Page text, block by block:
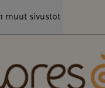
muut sivustot